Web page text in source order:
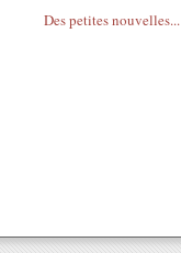
Des petites nouvelles...